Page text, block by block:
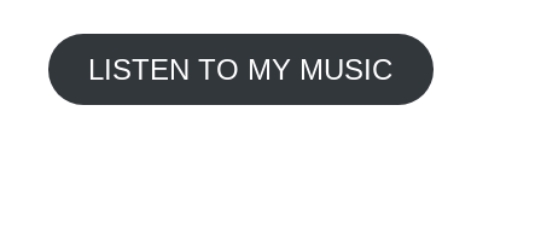
LISTEN TO MY MUSIC